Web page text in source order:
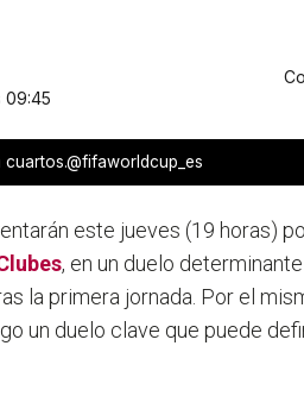
09:45
este jueves (19 horas)
, en un duelo determinante
la primera jornada. Por el
un duelo clave que puede